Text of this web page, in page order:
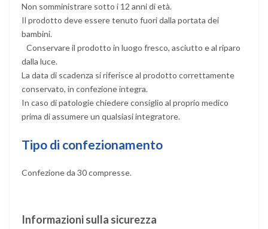
Non somministrare sotto i 12 anni di età.
Il prodotto deve essere tenuto fuori dalla portata dei
bambini.
Conservare il prodotto in luogo fresco, asciutto e al riparo
dalla luce.
La data di scadenza si riferisce al prodotto correttamente
conservato, in confezione integra.
In caso di patologie chiedere consiglio al proprio medico
prima di assumere un qualsiasi integratore.
Tipo di confezionamento
Confezione da 30 compresse.
Informazioni sulla sicurezza